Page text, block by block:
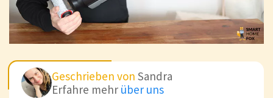
Geschrieben von Sandra
Erfahre mehr über uns